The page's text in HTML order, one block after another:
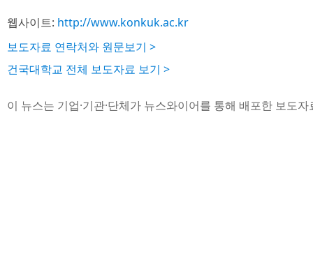
웹사이트: http://www.konkuk.ac.kr
보도자료 연락처와 원문보기 >
건국대학교 전체 보도자료 보기 >
이 뉴스는 기업·기관·단체가 뉴스와이어를 통해 배포한 보도